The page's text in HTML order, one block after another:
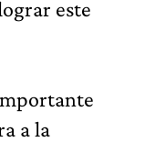
este
a la